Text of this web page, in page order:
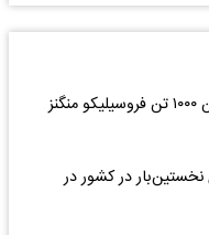
آگهی فراخوان مناقصه عمومی تامین ۱۰۰۰ تن فروسیلیکو منگنز
برای نخستین‌بار در کشور در